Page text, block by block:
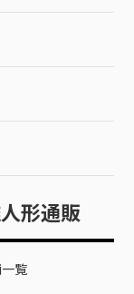
形通販
覧